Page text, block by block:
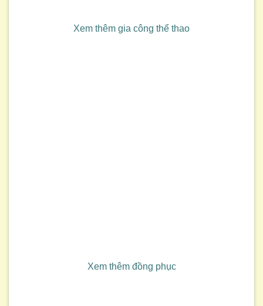
Xem thêm gia công thể thao
Xem thêm đồng phục